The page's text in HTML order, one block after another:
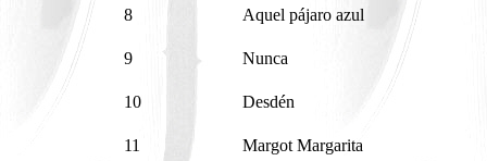
8 Aquel pájaro azul
9 Nunca
10 Desdén
11
Margot Margarita